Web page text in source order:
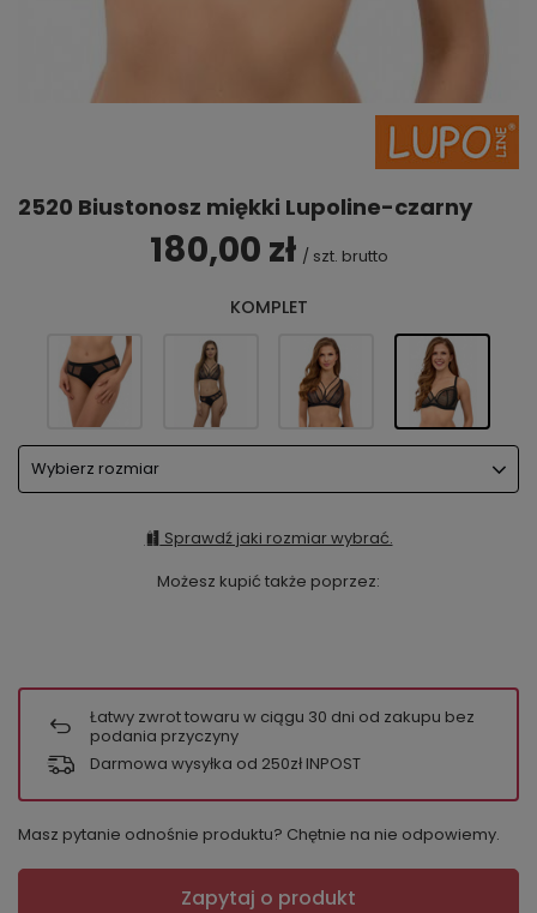
2520 Biustonosz miękki Lupoline-czarny
180,00 zł / szt. brutto
KOMPLET
Wybierz rozmiar
Sprawdź jaki rozmiar wybrać.
Możesz kupić także poprzez:
Łatwy zwrot towaru w ciągu 30 dni od zakupu bez
podania przyczyny
Darmowa wysyłka od 250zł INPOST
Masz pytanie odnośnie produktu? Chętnie na nie odpowiemy.
Zapytaj o produkt